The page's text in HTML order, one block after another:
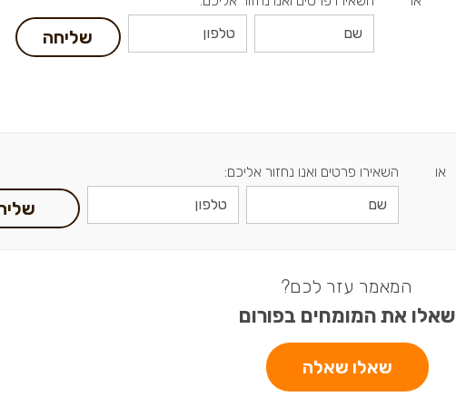
שליחה
או השאירו פרטים ואנו נחזור אליכם:
המאמר עזר לכם?
שאלו את המומחים בפורום
שאלו שאלה